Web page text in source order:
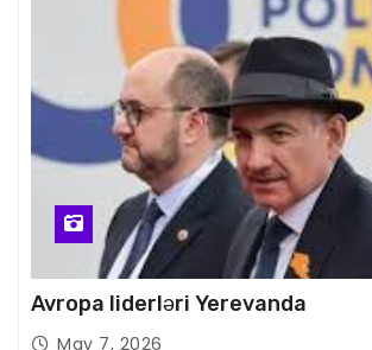
Avropa liderləri Yerevanda
May 7, 2026